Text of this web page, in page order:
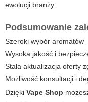
ewolucji branży.
Podsumowanie
Szeroki wybór aromatów
Wysoka jakość i
Stała aktualizacja oferty
Możliwość konsultacji i
Dzięki Vape Shop